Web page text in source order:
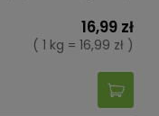
16,99 zł
( 1 kg = 16,99 zł )